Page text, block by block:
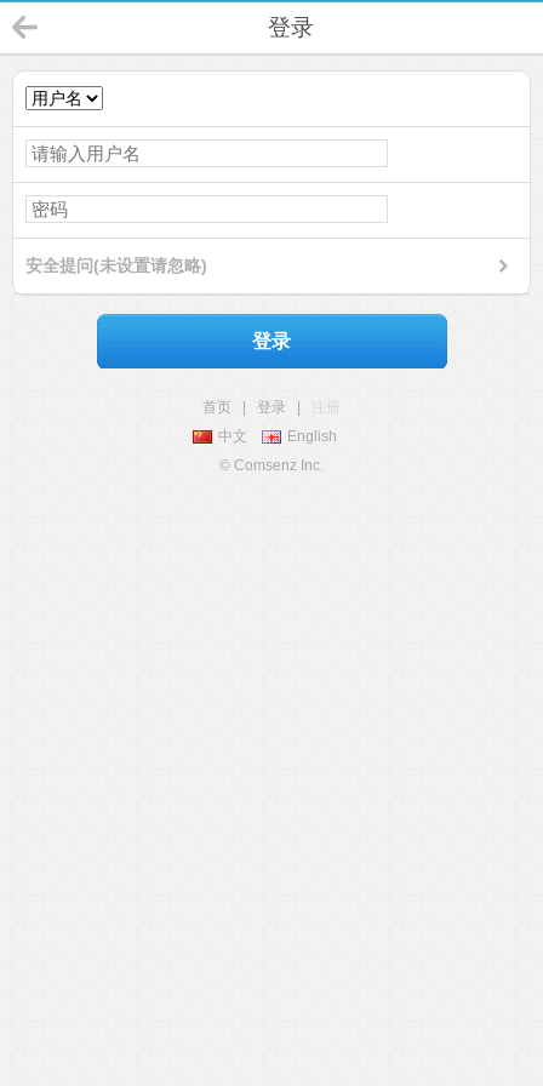
登录
安全提问(未设置请忽略)
登录
首页 登录
注册
中文
English
© Comsenz Inc.